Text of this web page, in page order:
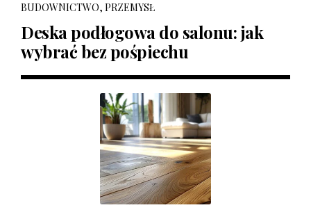
BUDOWNICTWO, PRZEMYSŁ
Deska podłogowa do salonu: jak
wybrać bez pośpiechu